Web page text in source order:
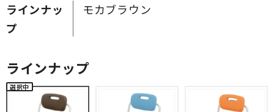
ラインナッ
プ
モカブラウン
ラインナップ